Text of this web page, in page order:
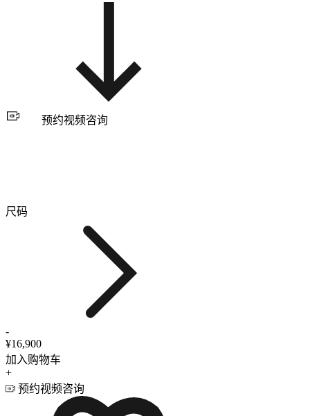
预约视频咨询
尺码
-
¥16,900
加入购物车
+
预约视频咨询